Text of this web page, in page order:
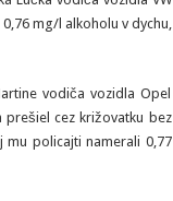
mg/l alkoholu v dychu,
vodiča vozidla Opel
prešiel cez križovatku bez
mu policajti namerali 0,77